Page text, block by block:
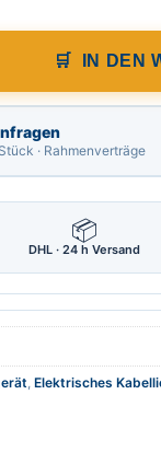
IN DEN
· Rahmenverträge
📦
DHL · 24 h Versand
, Elektrisches